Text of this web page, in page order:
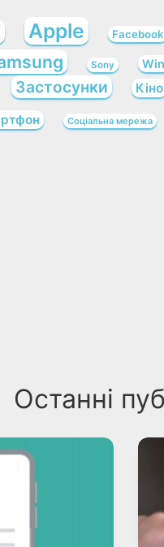
Apple Facebook
Sony
Застосунки Кіно
Соціальна мережа
Останні